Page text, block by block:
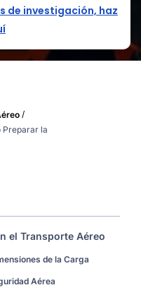
de investigación, haz
/
Preparar la
el Transporte Aéreo
de la Carga
Aérea